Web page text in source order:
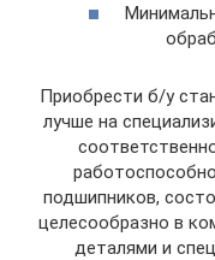
Приобрести б/у
лучше на
подшипников,
целесообразно в
деталями и